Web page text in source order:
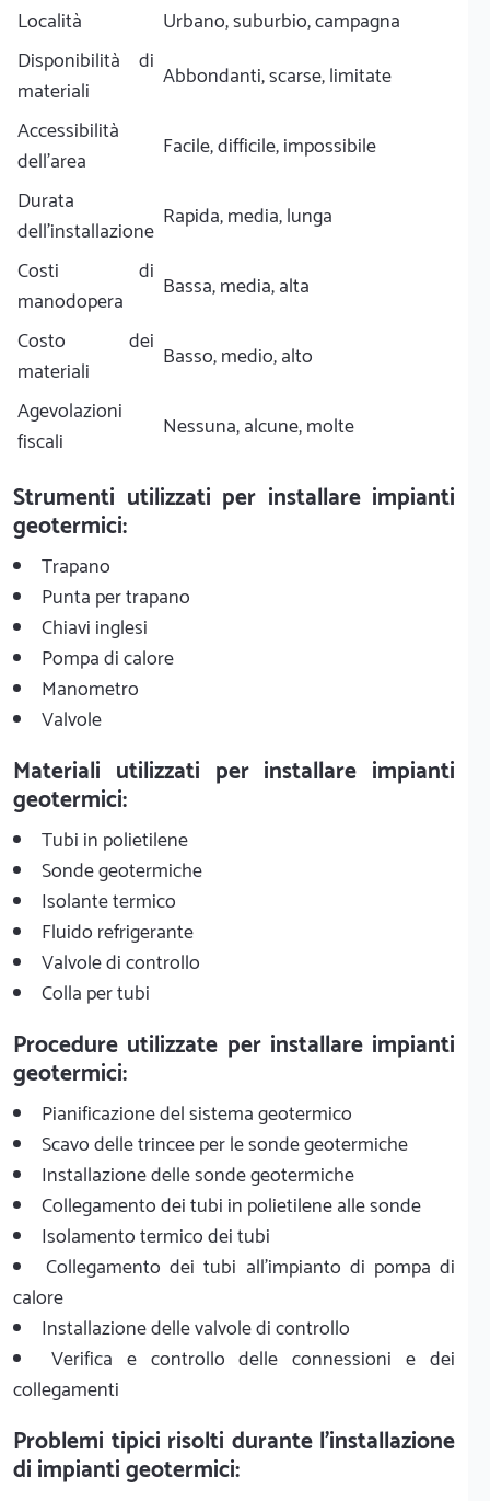
Località
Urbano, suburbio, campagna
Disponibilità di
materiali
Abbondanti, scarse, limitate
Accessibilità
dell'area
Facile, difficile, impossibile
Durata
dell'installazione Rapida, media, lunga
Costi di
manodopera
Bassa, media, alta
Costo dei
materiali
Basso, medio, alto
Agevolazioni
fiscali
Nessuna, alcune, molte
Strumenti utilizzati per installare impianti
geotermici:
Trapano
Punta per trapano
Chiavi inglesi
Pompa di calore
Manometro
Valvole
Materiali utilizzati per installare impianti
geotermici:
Tubi in polietilene
Sonde geotermiche
Isolante termico
Fluido refrigerante
Valvole di controllo
Colla per tubi
Procedure utilizzate per installare impianti
geotermici:
Pianificazione del sistema geotermico
Scavo delle trincee per le sonde geotermiche
Installazione delle sonde geotermiche
Collegamento dei tubi in polietilene alle sonde
Isolamento termico dei tubi
Collegamento dei tubi all'impianto di pompa di
calore
Installazione delle valvole di controllo
Verifica e controllo delle connessioni e dei
collegamenti
Problemi tipici risolti durante l'installazione
di impianti geotermici: